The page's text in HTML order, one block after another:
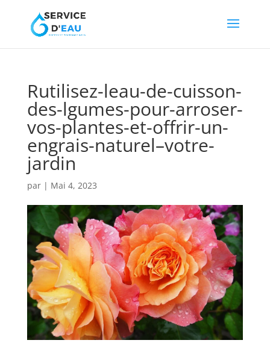
Rutilisez-leau-de-cuisson-
des-lgumes-pour-arroser-
vos-plantes-et-offrir-un-
engrais-naturel–votre-
jardin
par | Mai 4, 2023